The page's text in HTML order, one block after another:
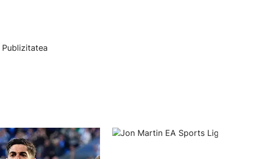
Publizitatea